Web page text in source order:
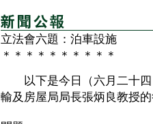
立法會六題：泊車設施
＊＊＊＊＊＊＊＊＊＊
以下是今日（六月二十四
輸及房屋局局長張炳良教授